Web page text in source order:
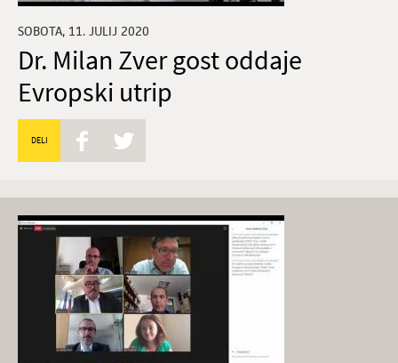
SOBOTA, 11. JULIJ 2020
Dr. Milan Zver gost oddaje
Evropski utrip
DELI